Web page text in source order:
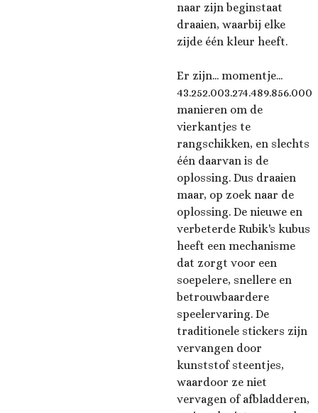
naar zijn beginstaat
draaien, waarbij elke
zijde één kleur heeft.
Er zijn... momentje...
43.252.003.274.489.856.000
manieren om de
vierkantjes te
rangschikken, en slechts
één daarvan is de
oplossing. Dus draaien
maar, op zoek naar de
oplossing. De nieuwe en
verbeterde Rubik's kubus
heeft een mechanisme
dat zorgt voor een
soepelere, snellere en
betrouwbaardere
speelervaring. De
traditionele stickers zijn
vervangen door
kunststof steentjes,
waardoor ze niet
vervagen of afbladderen,